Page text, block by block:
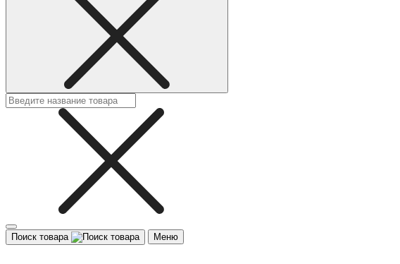
Поиск товара Меню